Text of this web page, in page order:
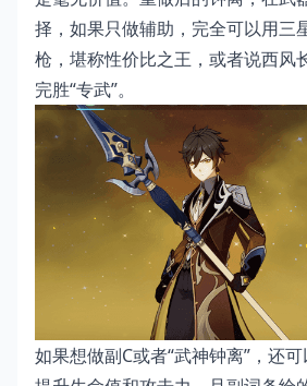
择，如果只做辅助，完全可以用
枪，堪称性价比之王，或者说西风
完胜“专武”。
如果想做副C或者“武神钟离”，还